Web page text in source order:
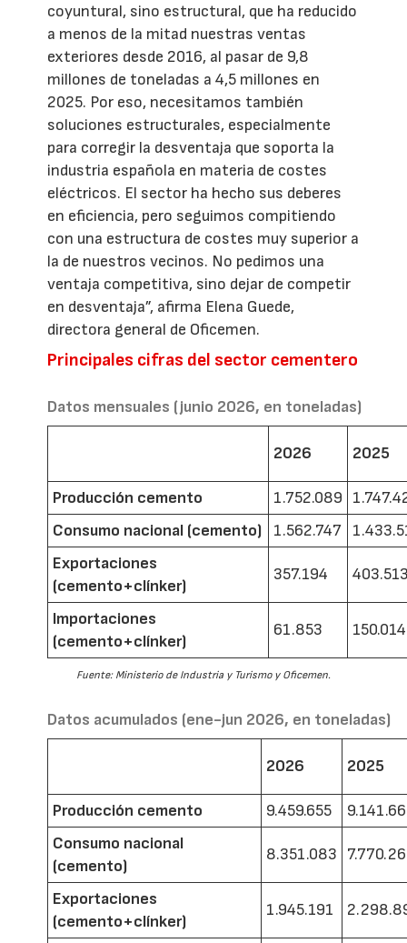
coyuntural, sino estructural, que ha reducido
a menos de la mitad nuestras ventas
exteriores desde 2016, al pasar de 9,8
millones de toneladas a 4,5 millones en
2025. Por eso, necesitamos también
soluciones estructurales, especialmente
para corregir la desventaja que soporta la
industria española en materia de costes
eléctricos. El sector ha hecho sus deberes
en eficiencia, pero seguimos compitiendo
con una estructura de costes muy superior a
la de nuestros vecinos. No pedimos una
ventaja competitiva, sino dejar de competir
en desventaja”, afirma Elena Guede,
directora general de Oficemen.
Principales cifras del sector cementero
Datos mensuales (junio 2026, en toneladas)
2026 2025
Producción cemento 1.752.089
Consumo nacional (cemento)
1.562.747
Exportaciones
(cemento+clínker)
357.194
Importaciones
(cemento+clínker)
61.853 150.014
Fuente: Ministerio de Industria y Turismo y Oficemen.
Datos acumulados (ene-jun 2026, en toneladas)
2026 2025
Producción cemento 9.459.655
Consumo nacional
(cemento)
8.351.083
Exportaciones
(cemento+clínker)
1.945.191